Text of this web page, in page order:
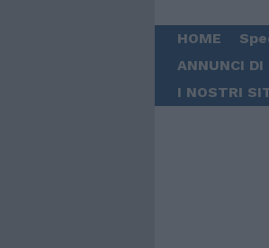
HOME
ANNUNCI DI
I NOSTRI